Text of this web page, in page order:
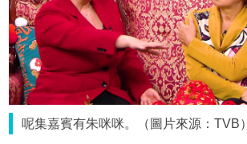
呢集嘉賓有朱咪咪。（圖片來源：TVB）